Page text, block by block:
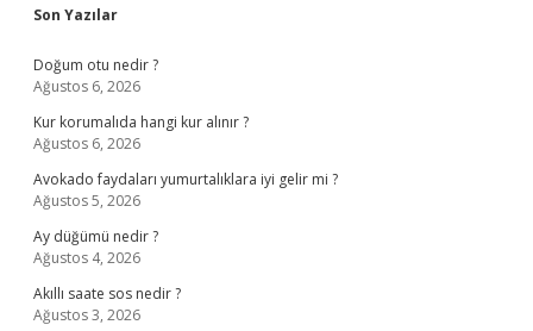
Sidebar
Son Yazılar
Doğum otu nedir ?
Ağustos 6, 2026
Kur korumalıda hangi kur alınır ?
Ağustos 6, 2026
Avokado faydaları yumurtalıklara iyi gelir mi ?
Ağustos 5, 2026
Ay düğümü nedir ?
Ağustos 4, 2026
Akıllı saate sos nedir ?
Ağustos 3, 2026